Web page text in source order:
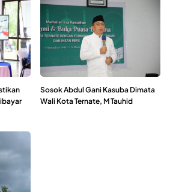
Sosok Abdul Gani Kasuba Dimata
Wali Kota Ternate, M Tauhid